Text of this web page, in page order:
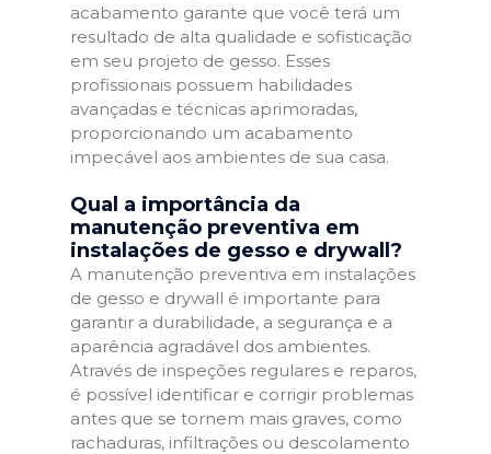
acabamento garante que você terá um
resultado de alta qualidade e sofisticação
em seu projeto de gesso. Esses
profissionais possuem habilidades
avançadas e técnicas aprimoradas,
proporcionando um acabamento
impecável aos ambientes de sua casa.
Qual a importância da
manutenção preventiva em
instalações de gesso e drywall?
A manutenção preventiva em instalações
de gesso e drywall é importante para
garantir a durabilidade, a segurança e a
aparência agradável dos ambientes.
Através de inspeções regulares e reparos,
é possível identificar e corrigir problemas
antes que se tornem mais graves, como
rachaduras, infiltrações ou descolamento